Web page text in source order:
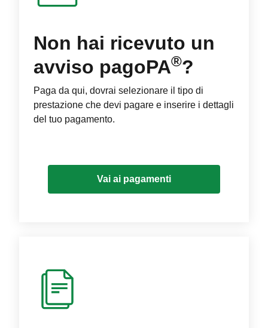
Non hai ricevuto un
avviso pagoPA®?
Paga da qui, dovrai selezionare il tipo di
prestazione che devi pagare e inserire i dettagli
del tuo pagamento.
Vai ai pagamenti